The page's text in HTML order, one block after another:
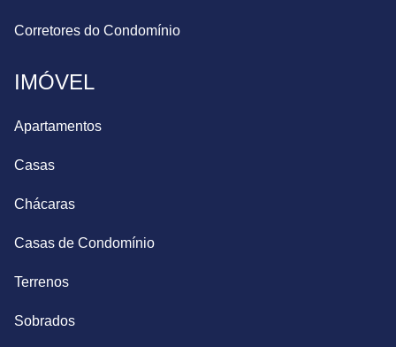
Corretores do Condomínio
IMÓVEL
Apartamentos
Casas
Chácaras
Casas de Condomínio
Terrenos
Sobrados